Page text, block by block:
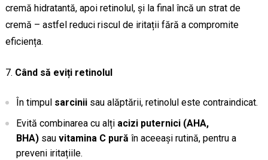
cremă hidratantă, apoi retinolul, și la final încă un strat de
cremă – astfel reduci riscul de iritații fără a compromite
eficiența.
Când să eviți retinolul
În timpul sarciniisau alăptării, retinolul este contraindicat.
Evită combinarea cu alți acizi puternici (AHA,
BHA)sau vitamina C pură în aceeași rutină, pentru a
preveni iritațiile.